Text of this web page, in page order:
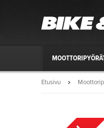
Etusivu